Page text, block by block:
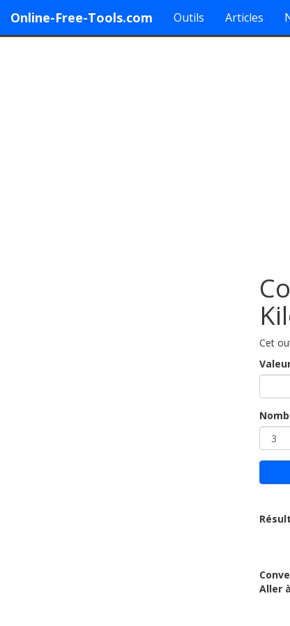
Online-Free-Tools.com Outils Articles
Cet
Aller